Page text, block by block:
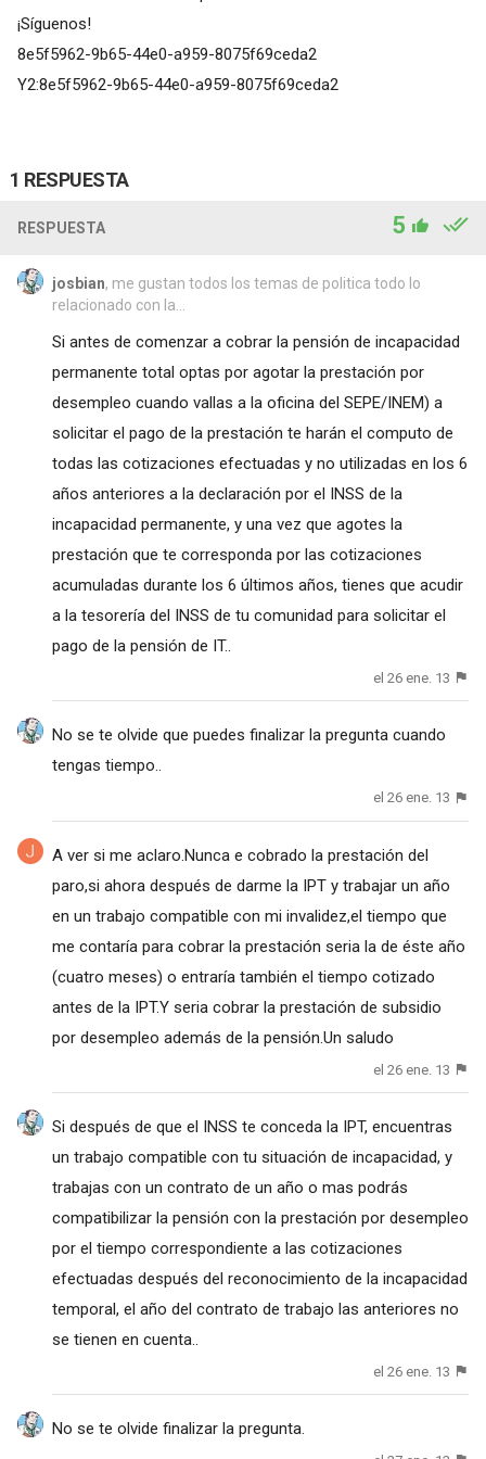
¡Síguenos!
8e5f5962-9b65-44e0-a959-8075f69ceda2
Y2:8e5f5962-9b65-44e0-a959-8075f69ceda2
1 RESPUESTA
RESPUESTA 5
josbian, me gustan todos los temas de politica todo lo
relacionado con la...
Si antes de comenzar a cobrar la pensión de incapacidad
permanente total optas por agotar la prestación por
desempleo cuando vallas a la oficina del SEPE/INEM) a
solicitar el pago de la prestación te harán el computo de
todas las cotizaciones efectuadas y no utilizadas en los 6
años anteriores a la declaración por el INSS de la
incapacidad permanente, y una vez que agotes la
prestación que te corresponda por las cotizaciones
acumuladas durante los 6 últimos años, tienes que acudir
a la tesorería del INSS de tu comunidad para solicitar el
pago de la pensión de IT..
el 26 ene. 13
No se te olvide que puedes finalizar la pregunta cuando
tengas tiempo..
el 26 ene. 13
A ver si me aclaro.Nunca e cobrado la prestación del
paro,si ahora después de darme la IPT y trabajar un año
en un trabajo compatible con mi invalidez,el tiempo que
me contaría para cobrar la prestación seria la de éste año
(cuatro meses) o entraría también el tiempo cotizado
antes de la IPT.Y seria cobrar la prestación de subsidio
por desempleo además de la pensión.Un saludo
el 26 ene. 13
Si después de que el INSS te conceda la IPT, encuentras
un trabajo compatible con tu situación de incapacidad, y
trabajas con un contrato de un año o mas podrás
compatibilizar la pensión con la prestación por desempleo
por el tiempo correspondiente a las cotizaciones
efectuadas después del reconocimiento de la incapacidad
temporal, el año del contrato de trabajo las anteriores no
se tienen en cuenta..
el 26 ene. 13
No se te olvide finalizar la pregunta.